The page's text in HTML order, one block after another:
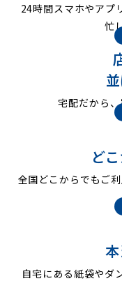
24時間スマホやアプ
忙
宅配だから、
ど
全国どこからでもご
自宅にある紙袋やダ